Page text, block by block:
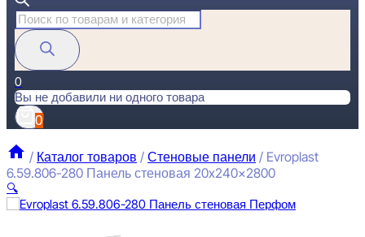
Поиск
товаров
0
Вы не добавили ни одного товара
0
/ Каталог товаров / Стеновые панели / Evroplast
6.59.806-280 Панель стеновая 20x240x2800
🔍